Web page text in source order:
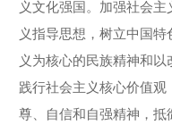
义文化强国。加强社会
义指导思想，树立中国
义为核心的民族精神和
践行社会主义核心价值
尊、自信和自强精神，